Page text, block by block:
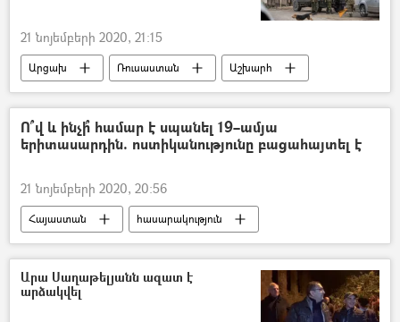
21 նոյեմբերի 2020, 21:15
Արցախ Ռուսաստան
Աշխարհ
խաղաղապահ
Ո՞վ և ինչի՞ համար է սպանել 19–ամյա
երիտասարդին. ոստիկանությունը բացահայտել է
21 նոյեմբերի 2020, 20:56
Հայաստան
հասարակություն
Սպանություն
Արա Սաղաթելյանն ազատ է
արձակվել